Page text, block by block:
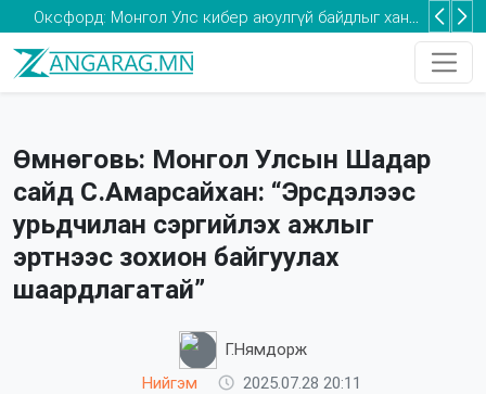
Оксфорд: Монгол Улс кибер аюулгүй байдлыг хангах хөрөнгө оруулалтыг нэмэгдүүлэх шаардлагатай
Өмнөговь: Монгол Улсын Шадар
сайд С.Амарсайхан: “Эрсдэлээс
урьдчилан сэргийлэх ажлыг
эртнээс зохион байгуулах
шаардлагатай”
Г.Нямдорж
Нийгэм
2025.07.28 20:11